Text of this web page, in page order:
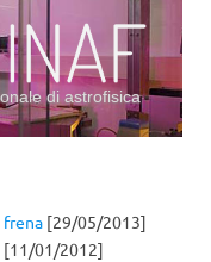
di astrofisica
frena [29/05/2013]
[11/01/2012]